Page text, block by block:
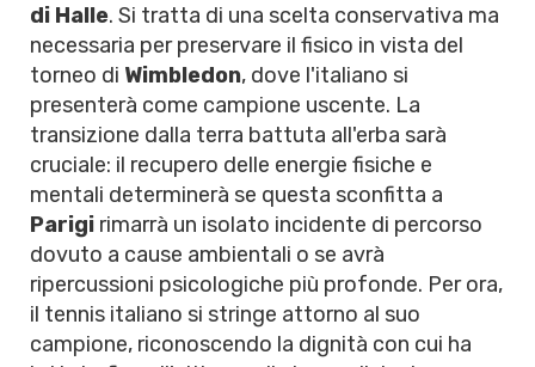
di Halle. Si tratta di una scelta conservativa ma
necessaria per preservare il fisico in vista del
torneo di Wimbledon, dove l'italiano si
presenterà come campione uscente. La
transizione dalla terra battuta all'erba sarà
cruciale: il recupero delle energie fisiche e
mentali determinerà se questa sconfitta a
Parigi rimarrà un isolato incidente di percorso
dovuto a cause ambientali o se avrà
ripercussioni psicologiche più profonde. Per ora,
il tennis italiano si stringe attorno al suo
campione, riconoscendo la dignità con cui ha